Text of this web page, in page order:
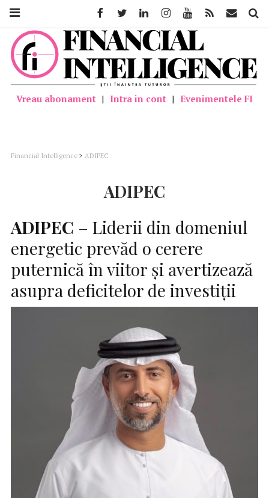
Vreau abonament | Intra in cont | Evenimentele FI
Financial Intelligence > ADIPEC
ADIPEC
ADIPEC – Liderii din domeniul
energetic prevăd o cerere
puternică în viitor și avertizează
asupra deficitelor de investiții
FacebookTwitter LinkedinInstagramYoutube Feed Mail